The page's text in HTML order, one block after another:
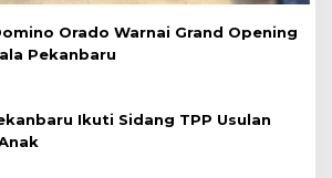
Pekanbaru
Ikuti Sidang TPP Usulan
Lapas Pekanbaru Tingkatkan